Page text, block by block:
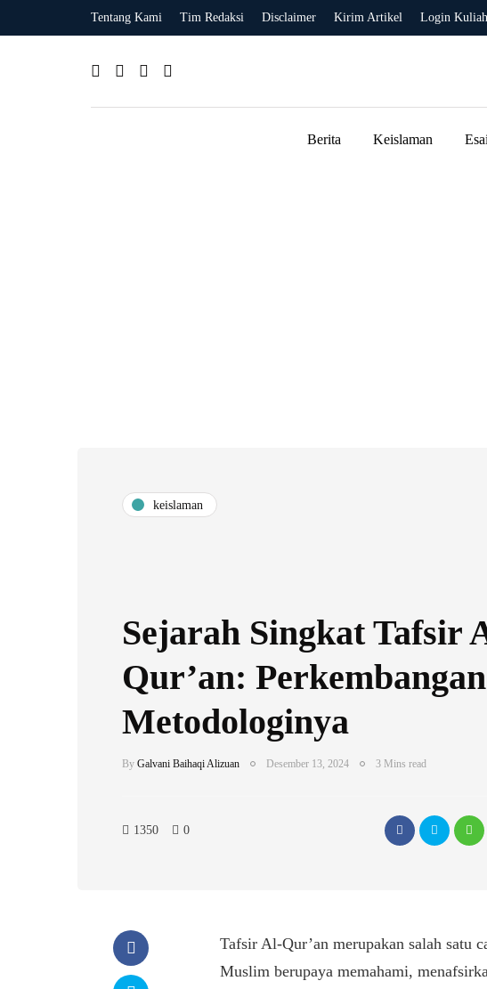
Tentang Kami Tim Redaksi Disclaimer Kirim Artikel Login
Berita Keislaman Esai
keislaman
Sejarah Singkat Tafsir
Qur’an:
Metodologinya
By Galvani Baihaqi Alizuan Desember 13, 2024 3 Mins read
1350 0
Tafsir Al-Qur’an merupakan salah
Muslim berupaya memahami,